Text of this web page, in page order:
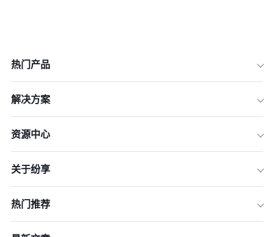
热门产品
解决方案
资源中心
关于纷享
热门推荐